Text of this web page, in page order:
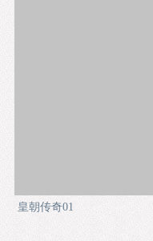
皇朝传奇01